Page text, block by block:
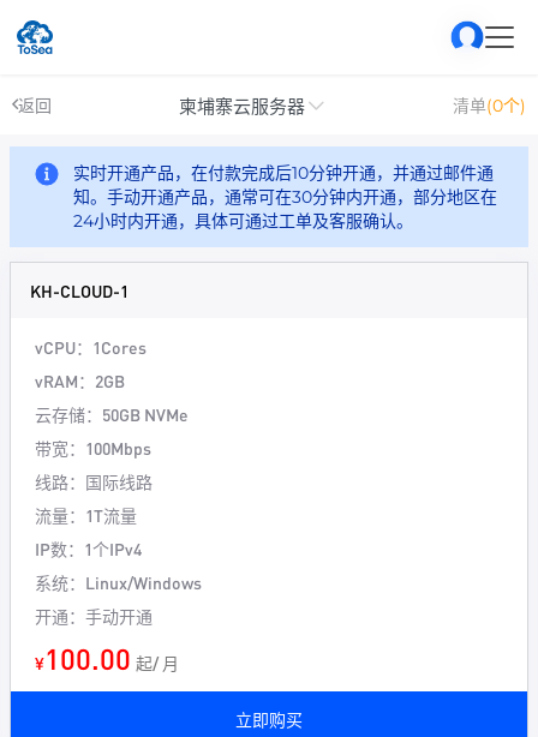
返回 柬埔寨云服务器 清单(0个)
实时开通产品，在付款完成后10分钟开通，并通过邮件通
知。手动开通产品，通常可在30分钟内开通，部分地区在
24小时内开通，具体可通过工单及客服确认。
KH-CLOUD-1
vCPU：1Cores
vRAM：2GB
云存储：50GB NVMe
带宽：100Mbps
线路：国际线路
流量：1T流量
IP数：1个IPv4
系统：Linux/Windows
开通：手动开通
¥100.00 起/ 月
立即购买